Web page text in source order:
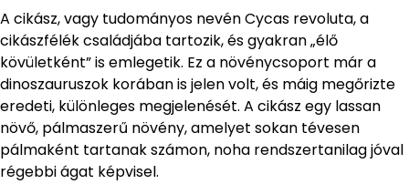
A cikász, vagy tudományos nevén Cycas revoluta, a
cikászfélék családjába tartozik, és gyakran „élő
kövületként” is emlegetik. Ez a növénycsoport már a
dinoszauruszok korában is jelen volt, és máig megőrizte
eredeti, különleges megjelenését. A cikász egy lassan
növő, pálmaszerű növény, amelyet sokan tévesen
pálmaként tartanak számon, noha rendszertanilag jóval
régebbi ágat képvisel.